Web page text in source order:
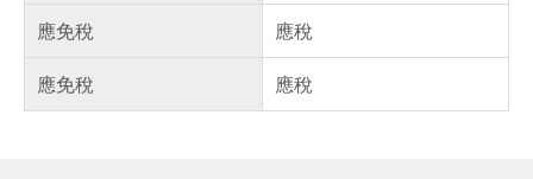
應免稅
應稅
應免稅
應稅